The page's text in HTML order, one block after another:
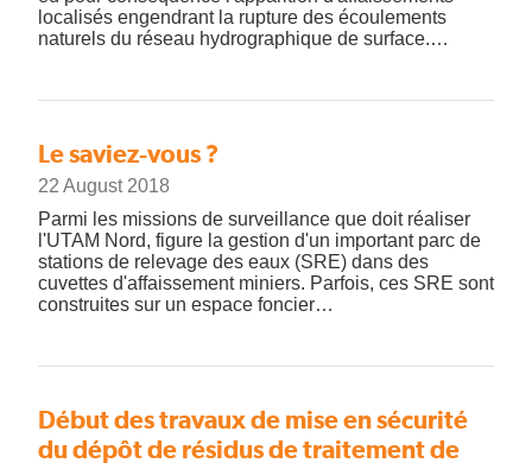
localisés engendrant la rupture des écoulements
naturels du réseau hydrographique de surface.…
Le saviez-vous ?
22 August 2018
Parmi les missions de surveillance que doit réaliser
l'UTAM Nord, figure la gestion d'un important parc de
stations de relevage des eaux (SRE) dans des
cuvettes d'affaissement miniers. Parfois, ces SRE sont
construites sur un espace foncier…
Début des travaux de mise en sécurité
du dépôt de résidus de traitement de